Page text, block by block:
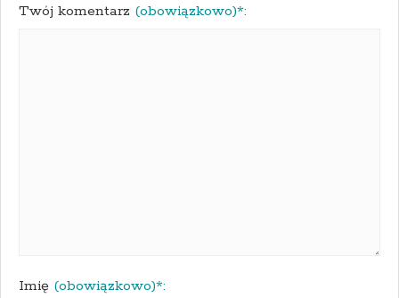
Twój komentarz (obowiązkowo)*:
Imię (obowiązkowo)*: